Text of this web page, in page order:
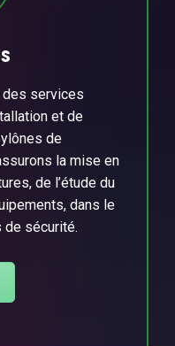
des services
et de
de
la mise en
de l’étude du
dans le
sécurité.